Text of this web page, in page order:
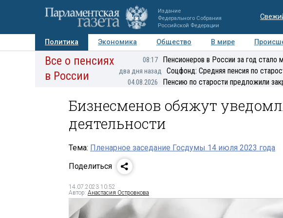
Издание
Федерального Собрания
Российской Федерации
Политика Экономика Общество В мире
Авторы Персоны Мнения Регионы Медиацентр
Все о пенсиях
в России
08:17 Пенсионеров в России за год стало
два дня назад Соцфонд: Средняя пенсия по
04.08.2026 Пенсию по старости предложили
Бизнесменов обяжут
деятельности
Тема: Пленарное заседание Госдумы 14 июля 2023 года
Поделиться
14.07.2023 10:52
Автор: Анастасия Островкова